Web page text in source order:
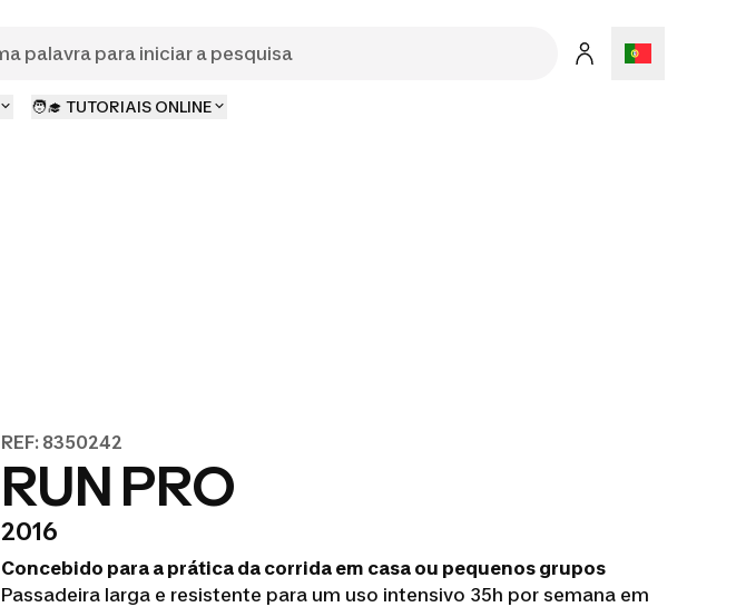
🧑‍🎓 TUTORIAIS ONLINE
REF: 8350242
RUN PRO
2016
Concebido para a prática da corrida em casa ou pequenos grupos
Passadeira larga e resistente para um uso intensivo 35h por semana em